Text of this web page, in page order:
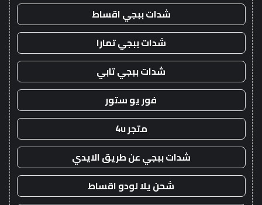
شدات ببجي اقساط
شدات ببجي تمارا
شدات ببجي تابي
فور يو ستور
متجر 4u
شدات ببجي عن طريق الايدي
شحن يلا لودو اقساط